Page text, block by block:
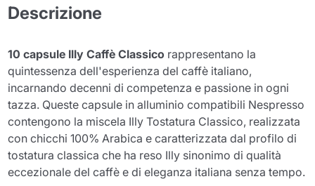
Descrizione
10 capsule Illy Caffè Classico rappresentano la
quintessenza dell'esperienza del caffè italiano,
incarnando decenni di competenza e passione in ogni
tazza. Queste capsule in alluminio compatibili Nespresso
contengono la miscela Illy Tostatura Classico, realizzata
con chicchi 100% Arabica e caratterizzata dal profilo di
tostatura classica che ha reso Illy sinonimo di qualità
eccezionale del caffè e di eleganza italiana senza tempo.